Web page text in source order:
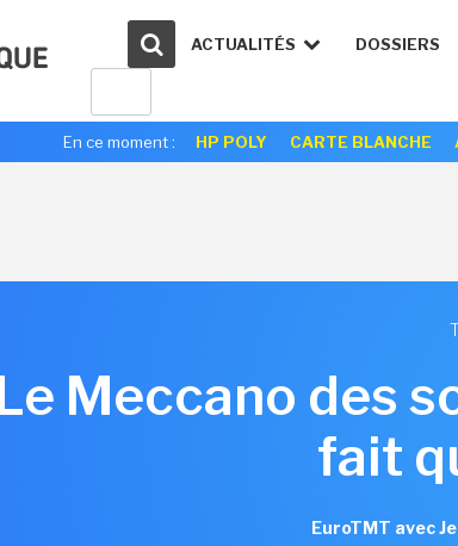
ACTUALITÉS DOSSIERS
En ce moment : HP POLY CARTE BLANCHE
Meccano des
fait
EuroTMT avec